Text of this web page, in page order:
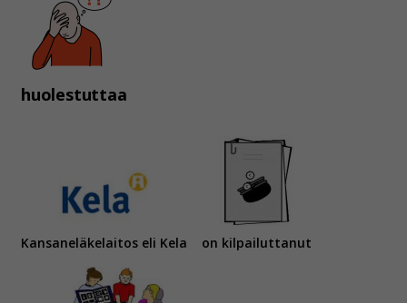
huolestuttaa
Kansaneläkelaitos eli Kela on kilpailuttanut